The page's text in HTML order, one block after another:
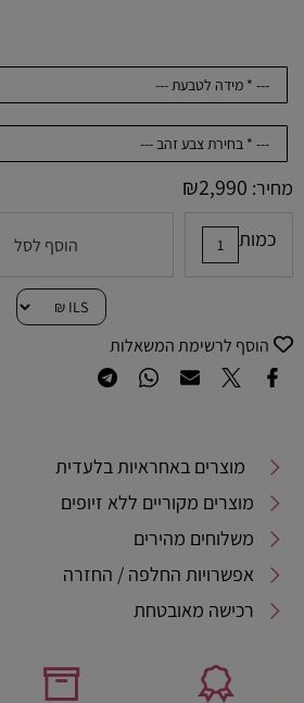
מחיר: ₪2,990
כמות הוסף לסל
הוסף לרשימת המשאלות
מוצרים באחראיות בלעדית
מוצרים מקוריים ללא זיופים
משלוחים מהירים
אפשרויות החלפה / החזרה
רכישה מאובטחת